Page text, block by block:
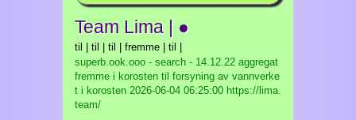
Team Lima | ●
til | til | til | fremme | til |
superb.ook.ooo - search - 14.12.22 aggregat
fremme i korosten til forsyning av vannverke
t i korosten 2026-06-04 06:25:00 https://lima.
team/